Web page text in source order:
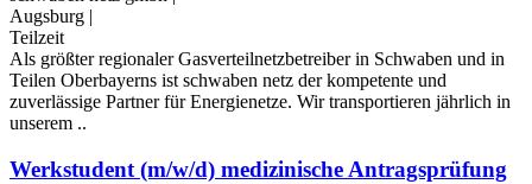
Augsburg |
Teilzeit
Als größter regionaler Gasverteilnetzbetreiber in Schwaben und in
Teilen Oberbayerns ist schwaben netz der kompetente und
zuverlässige Partner für Energienetze. Wir transportieren jährlich in
unserem ..
Werkstudent (m/w/d) medizinische Antragsprüfung